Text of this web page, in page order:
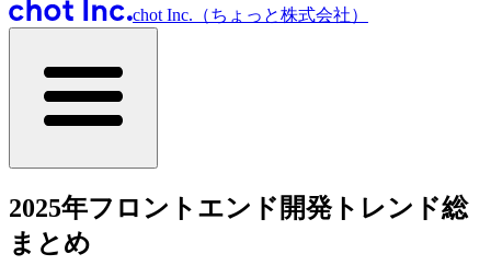
chot Inc.（ちょっと株式会社）
2025年フロントエンド開発トレンド総
まとめ